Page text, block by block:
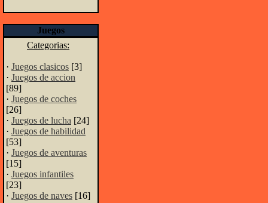
Juegos
Categorias:
· Juegos clasicos [3]
· Juegos de accion
[89]
· Juegos de coches
[26]
· Juegos de lucha [24]
· Juegos de habilidad
[53]
· Juegos de aventuras
[15]
· Juegos infantiles
[23]
· Juegos de naves [16]